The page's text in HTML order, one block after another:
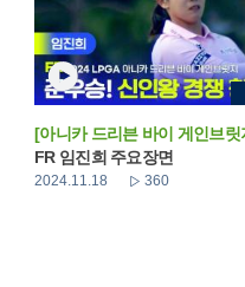
[아니카 드리븐 바이 게인브릿
FR 임진희 주요장면
2024.11.18 360